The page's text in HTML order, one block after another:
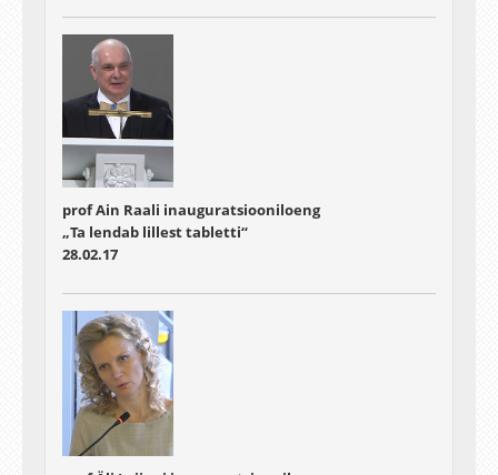
prof Ain Raali inauguratsiooniloeng
„Ta lendab lillest tabletti“
28.02.17